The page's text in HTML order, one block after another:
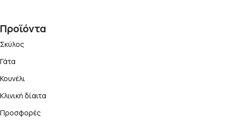
Προϊόντα
Σκύλος
Γάτα
Κουνέλι
Κλινική δίαιτα
Προσφορές